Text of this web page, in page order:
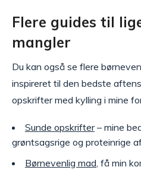
Flere guides til
mangler
Du kan også se flere
inspireret til den bedste
opskrifter med kylling i mine
Sunde opskrifter– mine
grøntsagsrige og proteinrige
Børnevenlig mad , få min